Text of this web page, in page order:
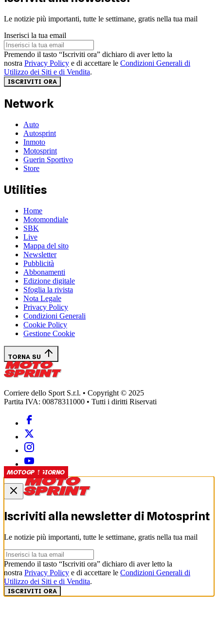
VIDEO DEL GIORNO
PISTA
VIDEO DEL GIORNO
PISTA
SUPERBIKE
MOTOGP
MOTOGP
MOTOGP
MOTOGP
Le notizie più importanti, tutte le settimane, gratis nella tua mail
Inserisci la tua email
Premendo il tasto “Iscriviti ora” dichiaro di aver letto la
nostra Privacy Policy e di accettare le Condizioni Generali di
Utilizzo dei Siti e di Vendita.
ISCRIVITI ORA
Network
Auto
Autosprint
Inmoto
Motosprint
Guerin Sportivo
Store
Utilities
Home
Motomondiale
SBK
Live
Mappa del sito
Newsletter
Pubblicità
Abbonamenti
Edizione digitale
Sfoglia la rivista
Nota Legale
Privacy Policy
Condizioni Generali
Cookie Policy
Gestione Cookie
TORNA SU
Corriere dello Sport S.r.l. • Copyright © 2025
Partita IVA: 00878311000 • Tutti i diritti Riservati
Iscriviti alla newsletter di Motosprint
Le notizie più importanti, tutte le settimane, gratis nella tua mail
Premendo il tasto “Iscriviti ora” dichiaro di aver letto la
nostra Privacy Policy e di accettare le Condizioni Generali di
Utilizzo dei Siti e di Vendita.
ISCRIVITI ORA